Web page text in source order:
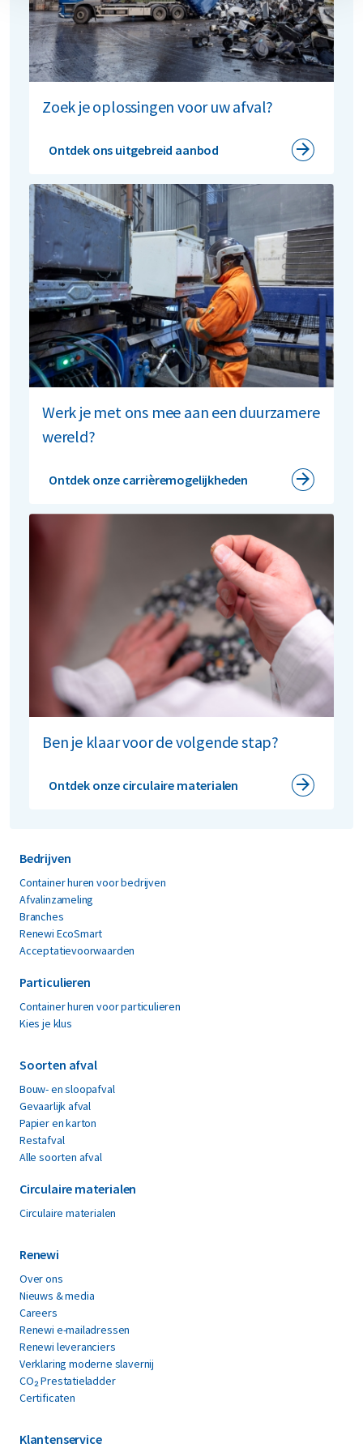
waste France inLesquinverwerkt jaarlijks tot 22.000
ton aan apparaten en elektronica, waaronder 15.000
ton koelapparaten en 7.000 ton kleine en grote
huishoudelijke apparaten, plus IT-apparatuur. De
locatie biedt ook semi-geautomatiseerde recycling
van boilers aan, met eigen innovatieve systemen. Alle
Zoek je oplossingen voor uw afval?
Ontdek ons uitgebreid aanbod
Werk je met ons mee aan een duurzamere
wereld?
Ontdek onze carrièremogelijkheden
Ben je klaar voor de volgende stap?
Ontdek onze circulaire materialen
Bedrijven
Container huren voor bedrijven
Afvalinzameling
Branches
Renewi EcoSmart
Acceptatievoorwaarden
Particulieren
Container huren voor particulieren
Kies je klus
Soorten afval
Bouw- en sloopafval
Gevaarlijk afval
Papier en karton
Restafval
Alle soorten afval
Circulaire materialen
Circulaire materialen
Renewi
Over ons
Nieuws & media
Careers
Renewi e-mailadressen
Renewi leveranciers
Verklaring moderne slavernij
CO₂ Prestatieladder
Certificaten
Klantenservice